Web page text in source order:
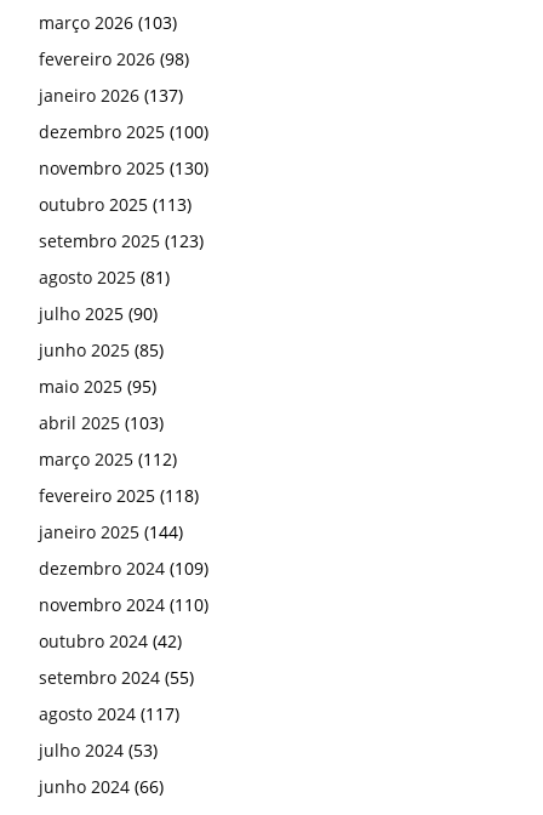
março 2026 (103)
fevereiro 2026 (98)
janeiro 2026 (137)
dezembro 2025 (100)
novembro 2025 (130)
outubro 2025 (113)
setembro 2025 (123)
agosto 2025 (81)
julho 2025 (90)
junho 2025 (85)
maio 2025 (95)
abril 2025 (103)
março 2025 (112)
fevereiro 2025 (118)
janeiro 2025 (144)
dezembro 2024 (109)
novembro 2024 (110)
outubro 2024 (42)
setembro 2024 (55)
agosto 2024 (117)
julho 2024 (53)
junho 2024 (66)